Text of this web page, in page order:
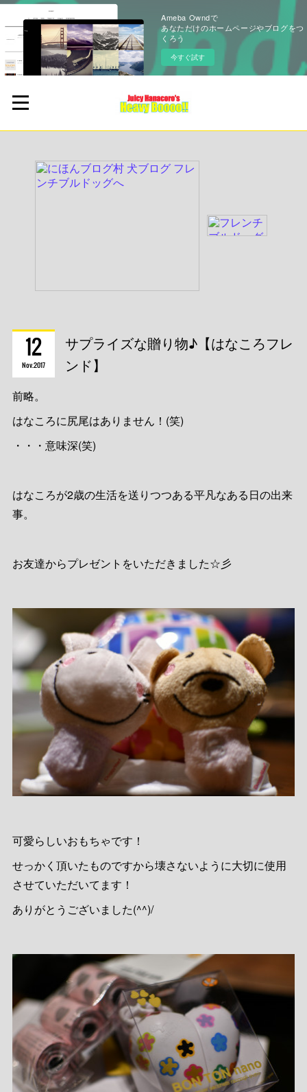
Ameba Owndで
あなただけのホームページやブログをつ
くろう
今すぐ試す
12
Nov2017
サプライズな贈り物♪【はなころフレ
ンド】
前略。
はなころに尻尾はありません！(笑)
・・・意味深(笑)
はなころが2歳の生活を送りつつある平凡なある日の出来
事。
お友達からプレゼントをいただきました☆彡
可愛らしいおもちゃです！
せっかく頂いたものですから壊さないように大切に使用
させていただいてます！
ありがとうございました(^^)/